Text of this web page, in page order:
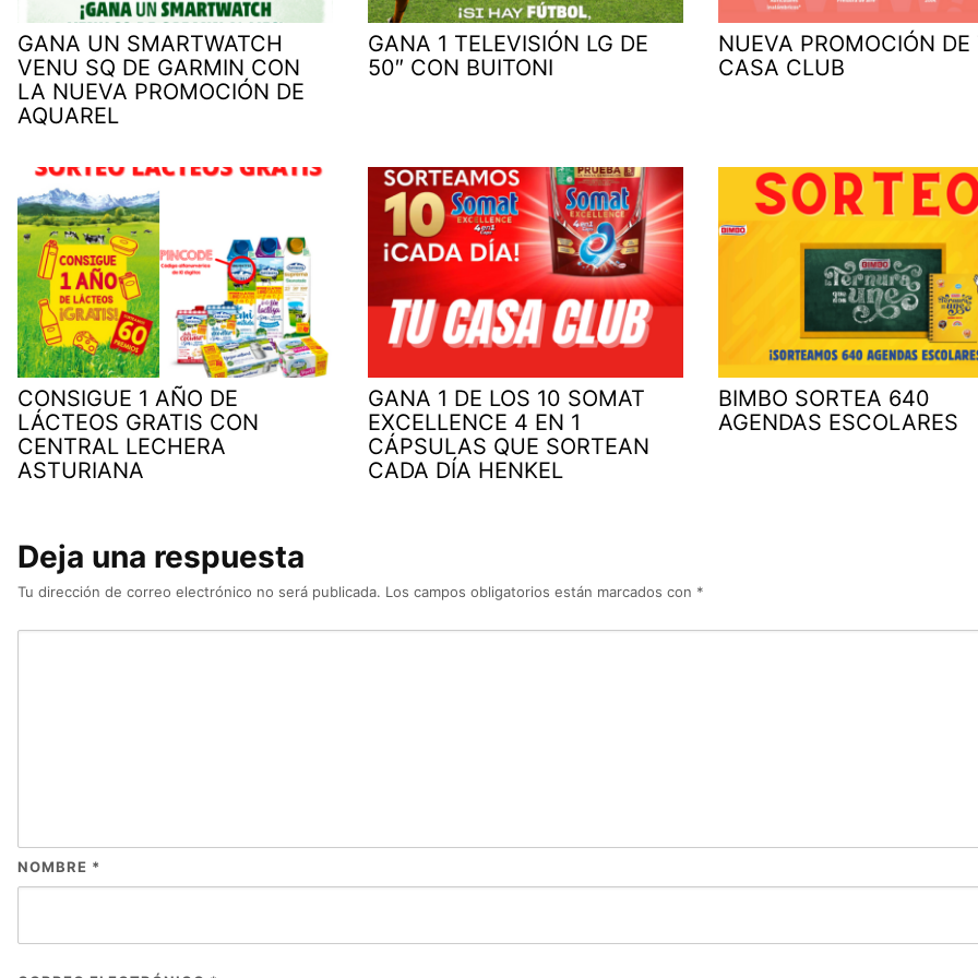
GANA UN SMARTWATCH
VENU SQ DE GARMIN CON
LA NUEVA PROMOCIÓN DE
AQUAREL
GANA 1 TELEVISIÓN LG DE
50″ CON BUITONI
NUEVA PROMOCIÓN DE
CASA CLUB
CONSIGUE 1 AÑO DE
LÁCTEOS GRATIS CON
CENTRAL LECHERA
ASTURIANA
GANA 1 DE LOS 10 SOMAT
EXCELLENCE 4 EN 1
CÁPSULAS QUE SORTEAN
CADA DÍA HENKEL
BIMBO SORTEA 640
AGENDAS ESCOLARES
Deja una respuesta
Tu dirección de correo electrónico no será publicada. Los campos obligatorios están marcados con *
NOMBRE *